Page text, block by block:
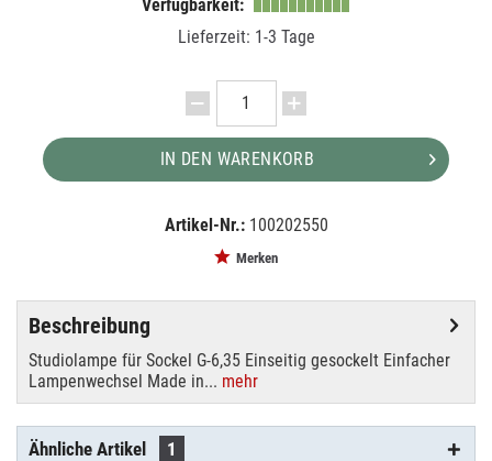
Verfügbarkeit:
Lieferzeit: 1-3 Tage
IN DEN WARENKORB
Artikel-Nr.: 100202550
Merken
Beschreibung
Studiolampe für Sockel G-6,35 Einseitig gesockelt Einfacher
Lampenwechsel Made in... mehr
Ähnliche Artikel 1